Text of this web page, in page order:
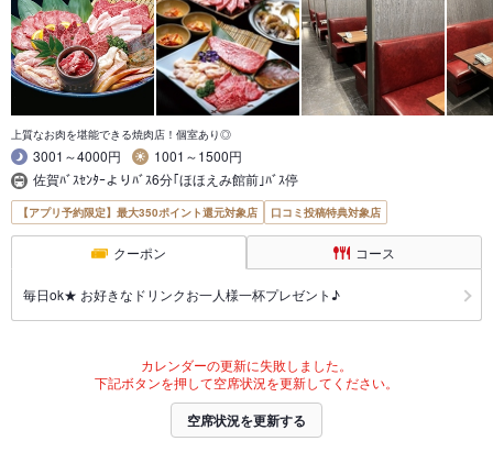
上質なお肉を堪能できる焼肉店！個室あり◎
3001～4000円
1001～1500円
佐賀ﾊﾞｽｾﾝﾀｰよりﾊﾞｽ6分｢ほほえみ館前｣ﾊﾞｽ停
【アプリ予約限定】最大350ポイント還元対象店 口コミ投稿特典対象店
クーポン コース
毎日ok★ お好きなドリンクお一人様一杯プレゼント♪
カレンダーの更新に失敗しました。
下記ボタンを押して空席状況を更新してください。
空席状況を更新する